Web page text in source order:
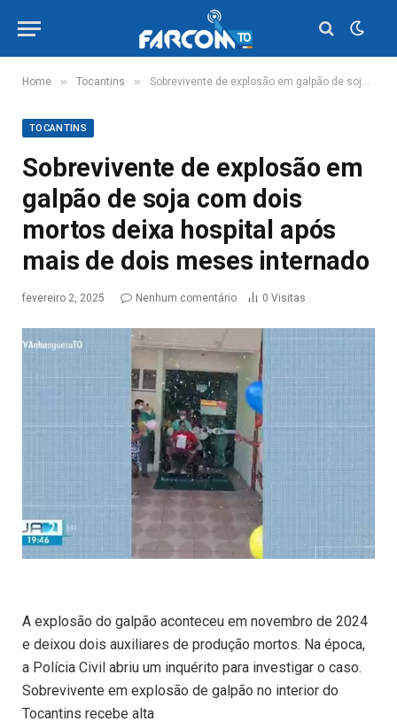
Home » Tocantins » Sobrevivente de explosão em galpão de soja com dois mortos deixa hospital após mais de dois meses internado
TOCANTINS
Sobrevivente de explosão em
galpão de soja com dois
mortos deixa hospital após
mais de dois meses internado
fevereiro 2, 2025 Nenhum comentário 0 Visitas
A explosão do galpão aconteceu em novembro de 2024
e deixou dois auxiliares de produção mortos. Na época,
a Polícia Civil abriu um inquérito para investigar o caso.
Sobrevivente em explosão de galpão no interior do
Tocantins recebe alta